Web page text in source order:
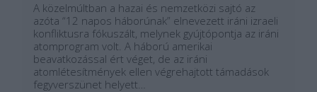
A közelmúltban a hazai és nemzetközi sajtó az
azóta “12 napos háborúnak” elnevezett iráni izraeli
konfliktusra fókuszált, melynek gyújtópontja az iráni
atomprogram volt. A háború amerikai
beavatkozással ért véget, de az iráni
atomlétesítmények ellen végrehajtott támadások
fegyverszünet helyett…